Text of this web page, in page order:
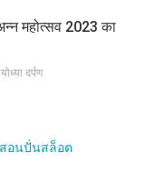
महोत्सव 2023 का
दर्पण
สอนปั่นสล็อต